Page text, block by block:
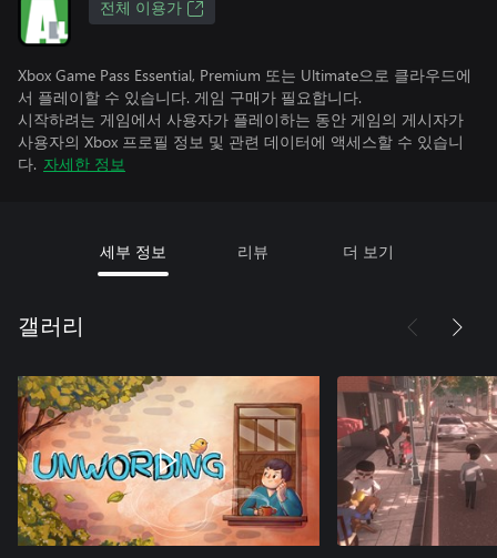
전체 이용가
Xbox Game Pass Essential, Premium 또는 Ultimate으로 클라우드에
서 플레이할 수 있습니다. 게임 구매가 필요합니다.
시작하려는 게임에서 사용자가 플레이하는 동안 게임의 게시자가
사용자의 Xbox 프로필 정보 및 관련 데이터에 액세스할 수 있습니
다. 자세한 정보
세부 정보 리뷰 더 보기
갤러리